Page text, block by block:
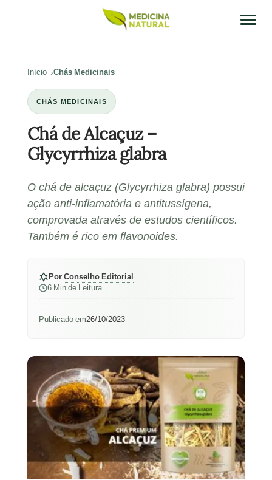
Início Chás Medicinais
CHÁS MEDICINAIS
Chá de Alcaçuz –
Glycyrrhiza glabra
O chá de alcaçuz (Glycyrrhiza glabra) possui
ação anti-inflamatória e antitussígena,
comprovada através de estudos científicos.
Também é rico em flavonoides.
PorConselho Editorial
6 Min de Leitura
Publicado em26/10/2023